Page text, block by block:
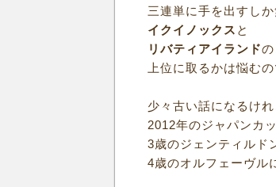
三連単に手を出すしか
イクイノックス と
リバティアイランド
上位に取るかは悩むの
少々古い話になるけれ
2012年のジャパンカ
3歳のジェンティルド
4歳のオルフェーヴル